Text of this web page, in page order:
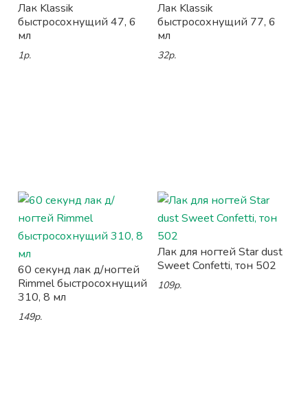
Лак Klassik
быстросохнущий 47, 6
мл
1р.
Лак Klassik
быстросохнущий 77, 6
мл
32р.
60 секунд лак д/ногтей
Rimmel быстросохнущий
310, 8 мл
149р.
Лак для ногтей Star dust
Sweet Confetti, тон 502
109р.